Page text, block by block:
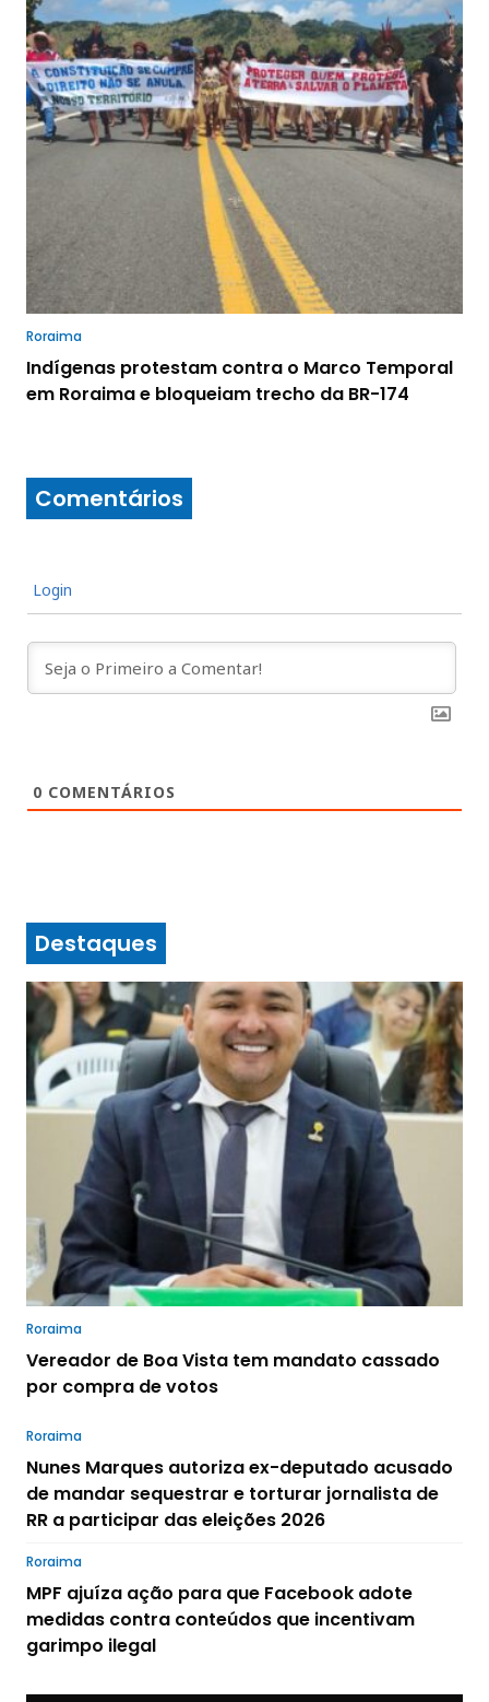
Roraima
Indígenas protestam contra o Marco Temporal
em Roraima e bloqueiam trecho da BR-174
Comentários
Login
0 COMENTÁRIOS
Destaques
Roraima
Vereador de Boa Vista tem mandato cassado
por compra de votos
Roraima
Nunes Marques autoriza ex-deputado acusado
de mandar sequestrar e torturar jornalista de
RR a participar das eleições 2026
Roraima
MPF ajuíza ação para que Facebook adote
medidas contra conteúdos que incentivam
garimpo ilegal